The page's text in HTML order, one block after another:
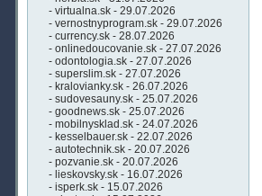
- virtualna.sk - 29.07.2026
- vernostnyprogram.sk - 29.07.2026
- currency.sk - 28.07.2026
- onlinedoucovanie.sk - 27.07.2026
- odontologia.sk - 27.07.2026
- superslim.sk - 27.07.2026
- kralovianky.sk - 26.07.2026
- sudovesauny.sk - 25.07.2026
- goodnews.sk - 25.07.2026
- mobilnysklad.sk - 24.07.2026
- kesselbauer.sk - 22.07.2026
- autotechnik.sk - 20.07.2026
- pozvanie.sk - 20.07.2026
- lieskovsky.sk - 16.07.2026
- isperk.sk - 15.07.2026